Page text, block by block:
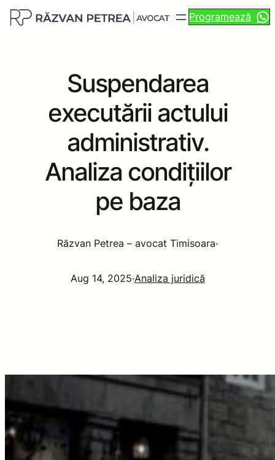
Programează
Suspendarea
executării actului
administrativ.
Analiza condițiilor
pe baza
Răzvan Petrea – avocat Timisoara·
Aug 14, 2025·Analiza juridică